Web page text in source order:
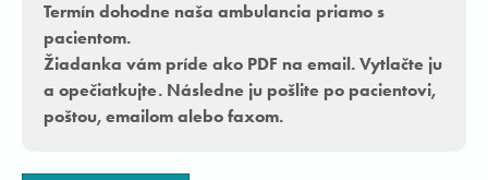
Termín dohodne naša ambulancia priamo s
pacientom.
Žiadanka vám príde ako PDF na email. Vytlačte ju
a opečiatkujte. Následne ju pošlite po pacientovi,
poštou, emailom alebo faxom.